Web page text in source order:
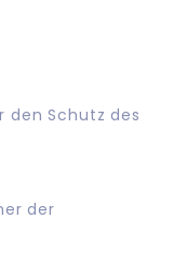
den Schutz des
der